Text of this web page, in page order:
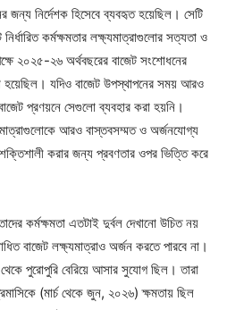
জন্য নির্দেশক হিসেবে ব্যবহৃত হয়েছিল। সেটি
কর্মক্ষমতার লক্ষ্যমাত্রাগুলোর সত্যতা ও
২০২৫-২৬ অর্থবছরের বাজেট সংশোধনের
যদিও বাজেট উপস্থাপনের সময় আরও
প্রণয়নে সেগুলো ব্যবহার করা হয়নি।
আরও বাস্তবসম্মত ও অর্জনযোগ্য
করার জন্য প্রবণতার ওপর ভিত্তি করে
কর্মক্ষমতা এতটাই দুর্বল দেখানো উচিত নয়
বাজেট লক্ষ্যমাত্রাও অর্জন করতে পারবে না।
পুরোপুরি বেরিয়ে আসার সুযোগ ছিল। তারা
(মার্চ থেকে জুন, ২০২৬) ক্ষমতায় ছিল